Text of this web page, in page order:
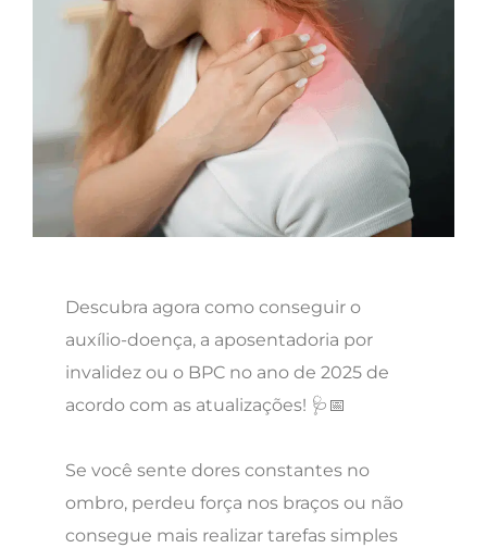
Descubra agora como conseguir o
auxílio-doença, a aposentadoria por
invalidez ou o BPC no ano de 2025 de
acordo com as atualizações! 🩺📅
Se você sente dores constantes no
ombro, perdeu força nos braços ou não
consegue mais realizar tarefas simples